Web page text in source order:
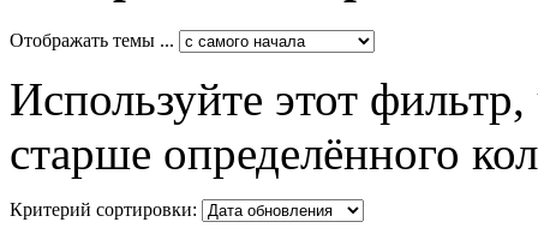
Отображать темы ...
Используйте этот
старше определённого
Критерий сортировки: